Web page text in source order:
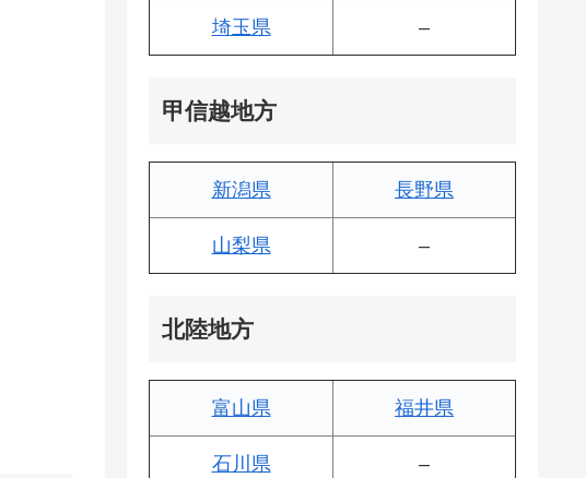
埼玉県 –
甲信越地方
新潟県 長野県
山梨県 –
北陸地方
富山県 福井県
石川県 –